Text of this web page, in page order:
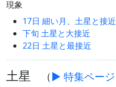
現象
17日 細い月、土星と接近
下旬 土星と大接近
22日 土星と最接近
土星 （▶ 特集ページ